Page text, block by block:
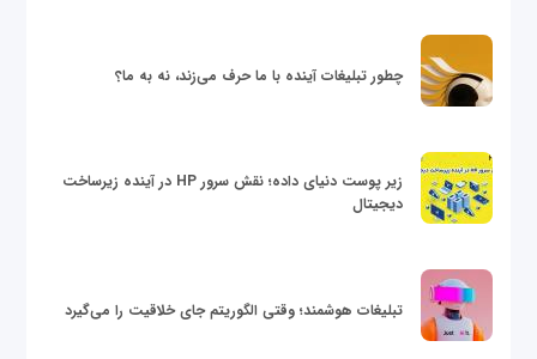
چطور تبلیغات آینده با ما حرف می‌زند، نه به ما؟
زیر پوست دنیای داده؛ نقش سرور HP در آینده زیرساخت
دیجیتال
تبلیغات هوشمند؛ وقتی الگوریتم جای خلاقیت را می‌گیرد